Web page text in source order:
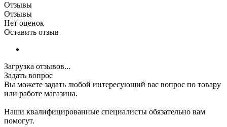
Отзывы
Отзывы
Нет оценок
Оставить отзыв
Загрузка отзывов...
Задать вопрос
Вы можете задать любой интересующий вас вопрос по товару
или работе магазина.
Наши квалифицированные специалисты обязательно вам
помогут.